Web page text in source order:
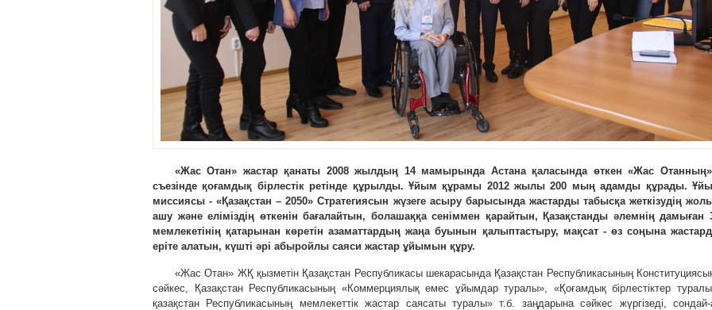
«Жас Отан» жастар қанаты 2008 жылдың 14 мамырында Астана қаласында өткен «Жас
съезінде қоғамдық бірлестік ретінде құрылды. Ұйым құрамы 2012 жылы 200 мың адамды құрады.
миссиясы - «Қазақстан – 2050» Стратегиясын жүзеге асыру барысында жастарды табысқа жеткізудің
ашу және еліміздің өткенін бағалайтын, болашаққа сеніммен қарайтын, Қазақстанды әлемнің дамыған
мемлекетінің қатарынан көретін азаматтардың жаңа буынын қалыптастыру, мақсат - өз соңына
еріте алатын, күшті әрі абыройлы саяси жастар ұйымын құру.
«Жас Отан» ЖҚ қызметін Қазақстан Республикасы шекарасында Қазақстан Республикасының
сәйкес, Қазақстан Республикасының «Коммерциялық емес ұйымдар туралы», «Қоғамдық бірлестіктер
қазақстан Республикасының мемлекеттік жастар саясаты туралы» т.б. заңдарына сәйкес жүргізеді, сондай-